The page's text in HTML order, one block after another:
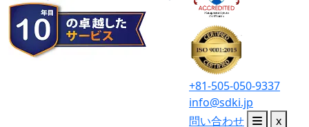
+81-505-050-9337
info@sdki.jp
問い合わせ
x